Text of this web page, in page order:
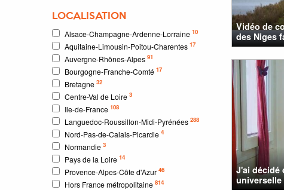
LOCALISATION
Alsace-Champagne-Ardenne-Lorraine 10
Aquitaine-Limousin-Poitou-Charentes 17
Auvergne-Rhônes-Alpes 91
Bourgogne-Franche-Comté 17
Bretagne 32
Centre-Val de Loire 3
Ile-de-France 108
Languedoc-Roussillon-Midi-Pyrénées 288
Nord-Pas-de-Calais-Picardie 4
Normandie 3
Pays de la Loire 14
Provence-Alpes-Côte d'Azur 46
Hors France métropolitaine 814
Vidéo de
des Niges
J'ai décidé